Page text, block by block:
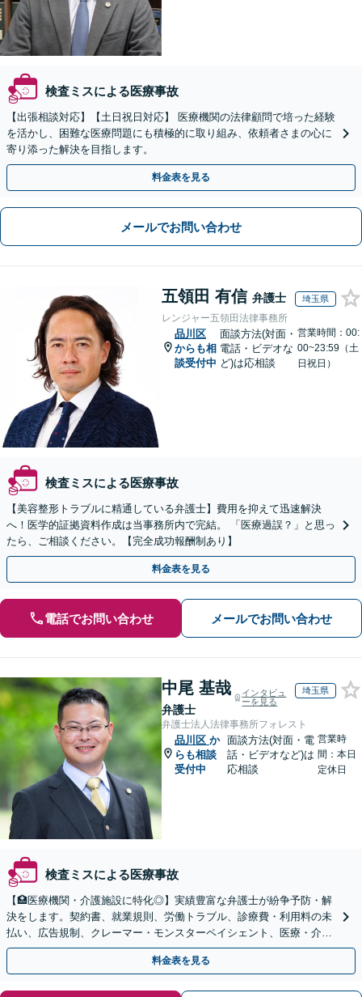
検査ミスによる医療事故
【出張相談対応】【土日祝日対応】 医療機関の法律顧問で培った経験
を活かし、困難な医療問題にも積極的に取り組み、依頼者さまの心に
寄り添った解決を目指します。
料金表を見る
メールでお問い合わせ
五領田 有信 弁護士 埼玉県
レンジャー五領田法律事務所
品川区
からも相
談受付中
面談方法(対面・
電話・ビデオな
ど)は応相談
営業時間：00:
00~23:59（土
日祝日）
検査ミスによる医療事故
【美容整形トラブルに精通している弁護士】費用を抑えて迅速解決
へ！医学的証拠資料作成は当事務所内で完結。 「医療過誤？」と思っ
たら、ご相談ください。【完全成功報酬制あり】
料金表を見る
電話でお問い合わせ メールでお問い合わせ
中尾 基哉
弁護士
インタビュ
ーを見る
埼玉県
弁護士法人法律事務所フォレスト
品川区 か
らも相談
受付中
面談方法(対面・電
話・ビデオなど)は
応相談
営業時
間：本日
定休日
検査ミスによる医療事故
【🏥医療機関・介護施設に特化◎】実績豊富な弁護士が紛争予防・解
決をします。契約書、就業規則、労働トラブル、診療費・利用料の未
払い、広告規制、クレーマー・モンスターペイシェント、医療・介護
事故などに対応【顧問契約あり】
料金表を見る